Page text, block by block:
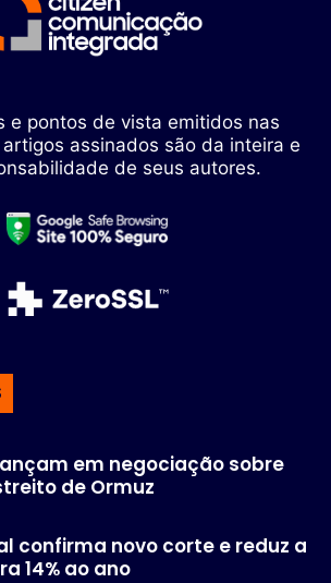
e pontos de vista emitidos nas
assinados são da inteira e
de seus autores.
em negociação sobre
de Ormuz
confirma novo corte e reduz a
14% ao ano